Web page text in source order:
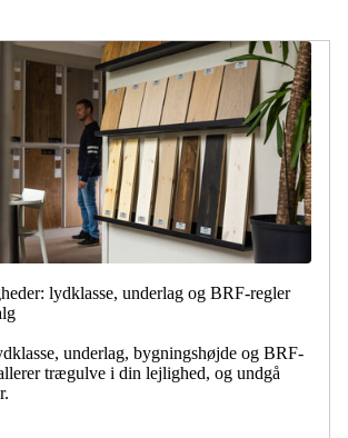
lydklasse, underlag og BRF-regler
underlag, bygningshøjde og BRF-
trægulve i din lejlighed, og undgå